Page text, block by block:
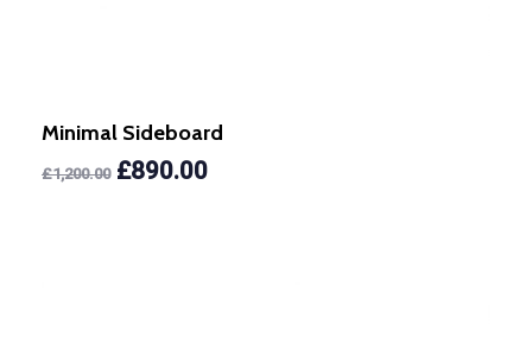
Minimal Sideboard
£1,200.00 £890.00